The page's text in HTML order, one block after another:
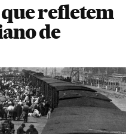
que refletem
de